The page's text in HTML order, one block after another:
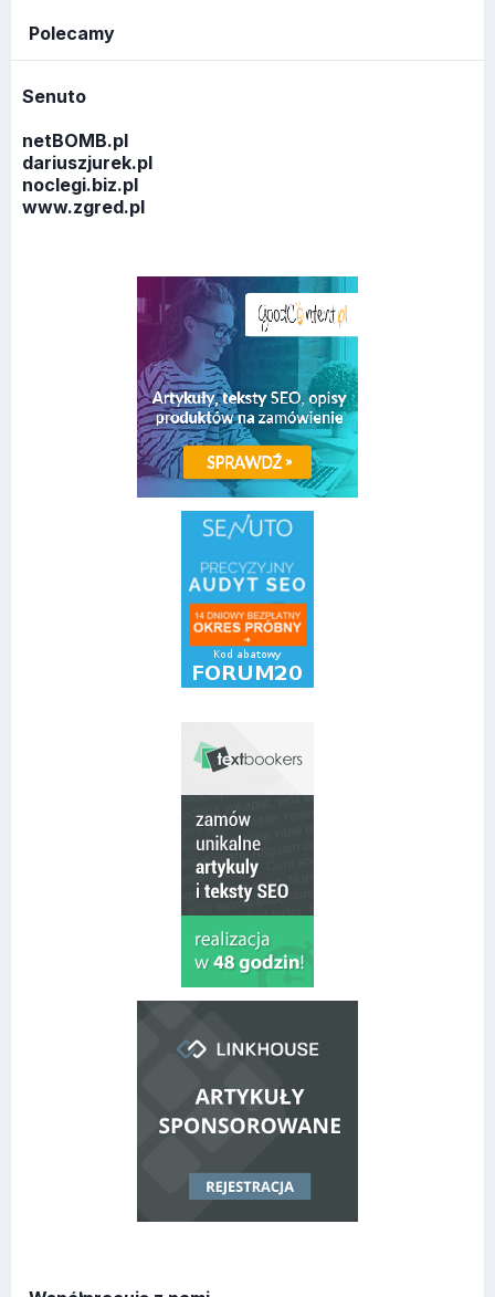
Polecamy
Senuto
netBOMB.pl
dariuszjurek.pl
noclegi.biz.pl
www.zgred.pl